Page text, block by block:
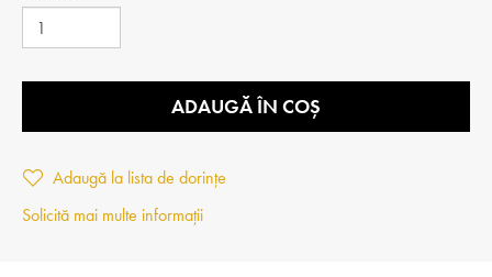
ADAUGĂ ÎN COȘ
Adaugă la lista de dorințe
Solicită mai multe informații